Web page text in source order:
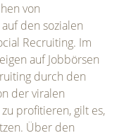
von
den sozialen
Recruiting. Im
auf Jobbörsen
durch den
der viralen
profitieren, gilt es,
Über den